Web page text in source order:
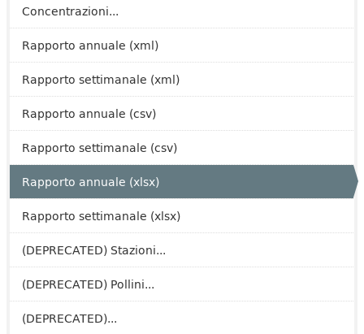
Concentrazioni...
Rapporto annuale (xml)
Rapporto settimanale (xml)
Rapporto annuale (csv)
Rapporto settimanale (csv)
Rapporto annuale (xlsx)
Rapporto settimanale (xlsx)
(DEPRECATED) Stazioni...
(DEPRECATED) Pollini...
(DEPRECATED)...